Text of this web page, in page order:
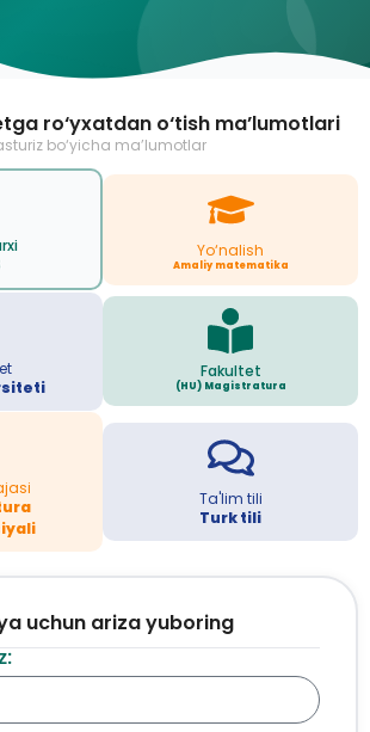
ro‘yxatdan o‘tish ma’lumotlari
bo‘yicha ma’lumotlar
Yo‘nalish
Amaliy matematika
Fakultet
(HU) Magistratura
Ta'lim tili
Turk tili
uchun ariza yuboring